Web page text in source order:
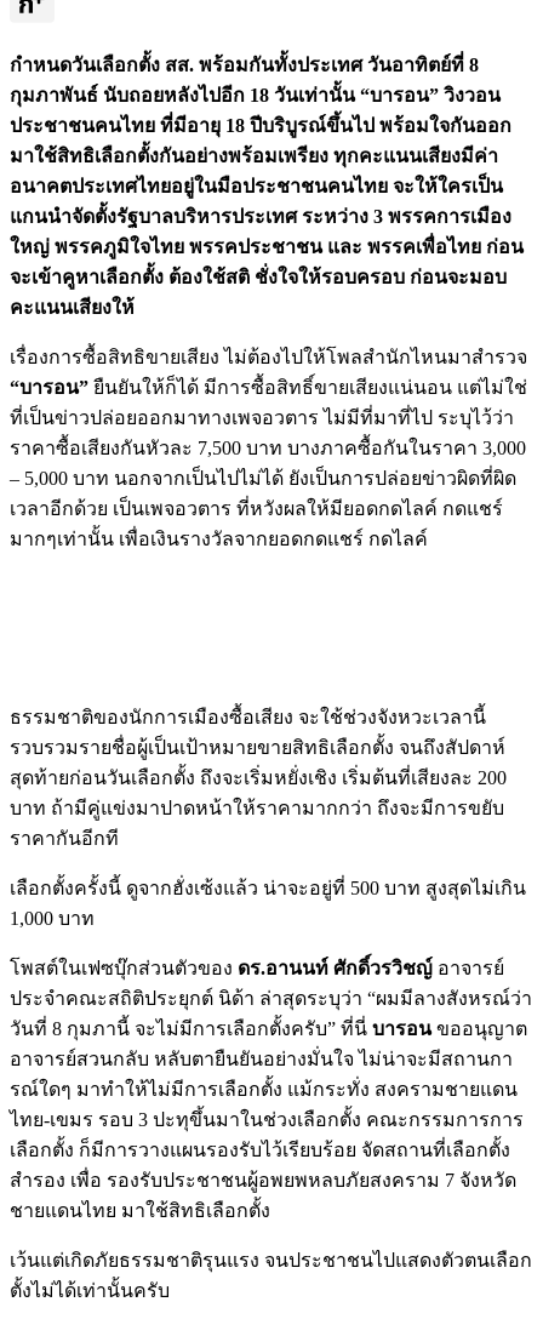
กำหนดวันเลือกตั้ง สส. พร้อมกันทั้งประเทศ วันอาทิตย์ที่ 8
กุมภาพันธ์ นับถอยหลังไปอีก 18 วันเท่านั้น “บารอน” วิงวอน
ประชาชนคนไทย ที่มีอายุ 18 ปีบริบูรณ์ขึ้นไป พร้อมใจกันออก
มาใช้สิทธิเลือกตั้งกันอย่างพร้อมเพรียง ทุกคะแนนเสียงมีค่า
อนาคตประเทศไทยอยู่ในมือประชาชนคนไทย จะให้ใครเป็น
แกนนำจัดตั้งรัฐบาลบริหารประเทศ ระหว่าง 3 พรรคการเมือง
ใหญ่ พรรคภูมิใจไทย พรรคประชาชน และ พรรคเพื่อไทย ก่อน
จะเข้าคูหาเลือกตั้ง ต้องใช้สติ ชั่งใจให้รอบครอบ ก่อนจะมอบ
คะแนนเสียงให้
เรื่องการซื้อสิทธิขายเสียง ไม่ต้องไปให้โพลสำนักไหนมาสำรวจ
“บารอน” ยืนยันให้ก็ได้ มีการซื้อสิทธิ์ขายเสียงแน่นอน แต่ไม่ใช่
ที่เป็นข่าวปล่อยออกมาทางเพจอวตาร ไม่มีที่มาที่ไป ระบุไว้ว่า
ราคาซื้อเสียงกันหัวละ 7,500 บาท บางภาคซื้อกันในราคา 3,000
– 5,000 บาท นอกจากเป็นไปไม่ได้ ยังเป็นการปล่อยข่าวผิดที่ผิด
เวลาอีกด้วย เป็นเพจอวตาร ที่หวังผลให้มียอดกดไลค์ กดแชร์
มากๆเท่านั้น เพื่อเงินรางวัลจากยอดกดแชร์ กดไลค์
ธรรมชาติของนักการเมืองซื้อเสียง จะใช้ช่วงจังหวะเวลานี้
รวบรวมรายชื่อผู้เป็นเป้าหมายขายสิทธิเลือกตั้ง จนถึงสัปดาห์
สุดท้ายก่อนวันเลือกตั้ง ถึงจะเริ่มหยั่งเชิง เริ่มต้นที่เสียงละ 200
บาท ถ้ามีคู่แข่งมาปาดหน้าให้ราคามากกว่า ถึงจะมีการขยับ
ราคากันอีกที
เลือกตั้งครั้งนี้ ดูจากฮั่งเซ้งแล้ว น่าจะอยู่ที่ 500 บาท สูงสุดไม่เกิน
1,000 บาท
โพสต์ในเฟซบุ๊กส่วนตัวของ ดร.อานนท์ ศักดิ์วรวิชญ์ อาจารย์
ประจำคณะสถิติประยุกต์ นิด้า ล่าสุดระบุว่า “ผมมีลางสังหรณ์ว่า
วันที่ 8 กุมภานี้ จะไม่มีการเลือกตั้งครับ” ที่นี่ บารอนขออนุญาต
อาจารย์สวนกลับ หลับตายืนยันอย่างมั่นใจ ไม่น่าจะมีสถานกา
รณ์ใดๆ มาทำให้ไม่มีการเลือกตั้ง แม้กระทั่ง สงครามชายแดน
ไทย-เขมร รอบ 3 ปะทุขึ้นมาในช่วงเลือกตั้ง คณะกรรมการการ
เลือกตั้ง ก็มีการวางแผนรองรับไว้เรียบร้อย จัดสถานที่เลือกตั้ง
สำรอง เพื่อ รองรับประชาชนผู้อพยพหลบภัยสงคราม 7 จังหวัด
ชายแดนไทย มาใช้สิทธิเลือกตั้ง
เว้นแต่เกิดภัยธรรมชาติรุนแรง จนประชาชนไปแสดงตัวตนเลือก
ตั้งไม่ได้เท่านั้นครับ